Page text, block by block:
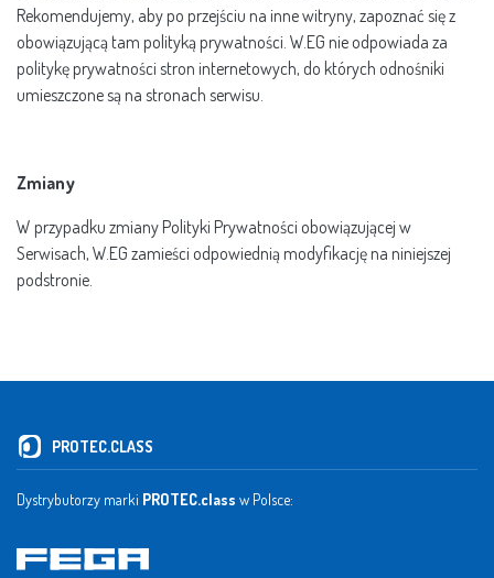
Rekomendujemy, aby po przejściu na inne witryny, zapoznać się z
obowiązującą tam polityką prywatności. W.EG nie odpowiada za
politykę prywatności stron internetowych, do których odnośniki
umieszczone są na stronach serwisu.
Zmiany
W przypadku zmiany Polityki Prywatności obowiązującej w
Serwisach, W.EG zamieści odpowiednią modyfikację na niniejszej
podstronie.​​​​​​
PROTEC.CLASS
Dystrybutorzy marki PROTEC.class w Polsce: